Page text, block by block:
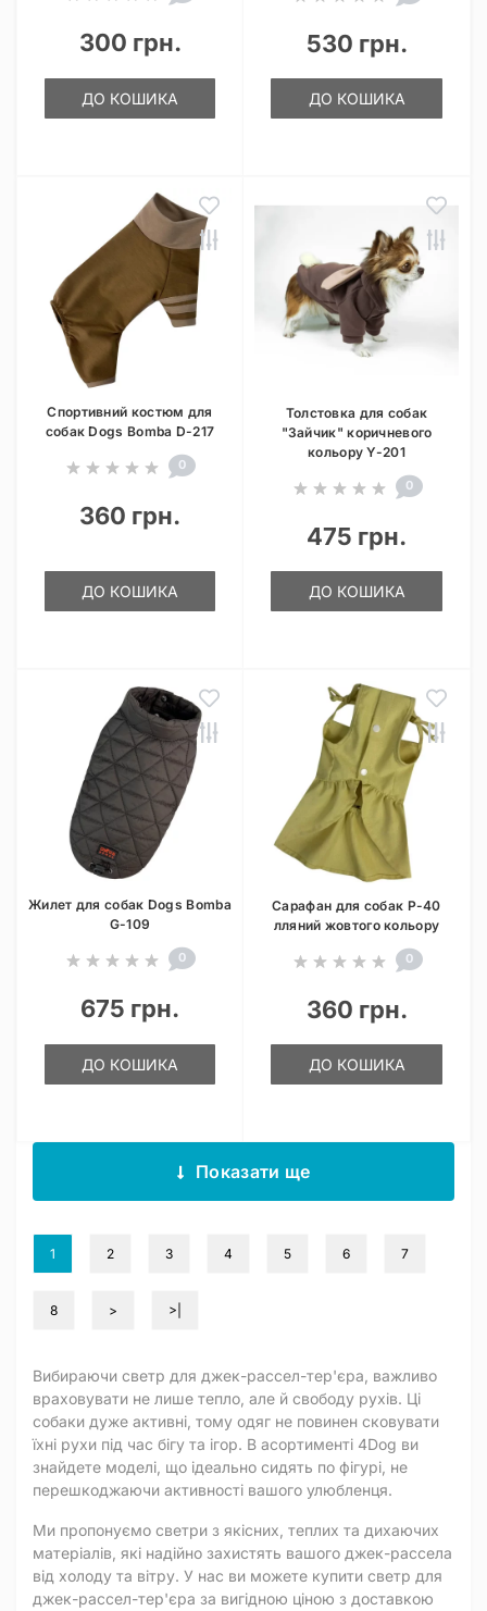
300 грн.
ДО КОШИКА
530 грн.
ДО КОШИКА
Спортивний костюм для
собак Dogs Bomba D-217
0
360 грн.
ДО КОШИКА
Толстовка для собак
"Зайчик" коричневого
кольору Y-201
0
475 грн.
ДО КОШИКА
Жилет для собак Dogs Bomba
G-109
0
675 грн.
ДО КОШИКА
Сарафан для собак P-40
лляний жовтого кольору
0
360 грн.
ДО КОШИКА
Показати ще
1 2 3 4 5 6 7
8 > >|
Вибираючи светр для джек-рассел-тер'єра, важливо
враховувати не лише тепло, але й свободу рухів. Ці
собаки дуже активні, тому одяг не повинен сковувати
їхні рухи під час бігу та ігор. В асортименті 4Dog ви
знайдете моделі, що ідеально сидять по фігурі, не
перешкоджаючи активності вашого улюбленця.
Ми пропонуємо светри з якісних, теплих та дихаючих
матеріалів, які надійно захистять вашого джек-рассела
від холоду та вітру. У нас ви можете купити светр для
джек-рассел-тер'єра за вигідною ціною з доставкою